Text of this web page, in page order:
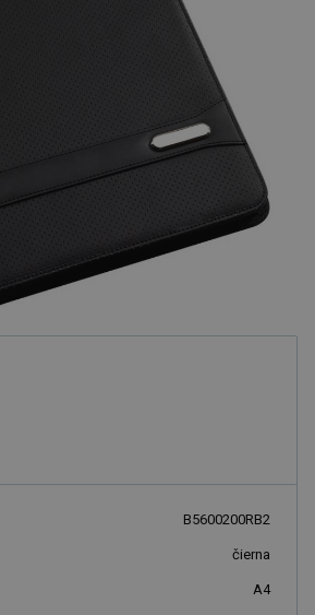
B5600200RB2
čierna
A4